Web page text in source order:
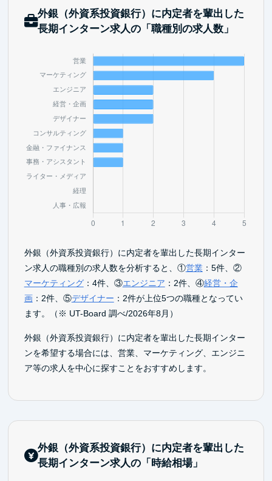
外銀（外資系投資銀行）に内定者を輩出した
長期インターン求人の「職種別の求人数」
外銀（外資系投資銀行）に内定者を輩出した長期インター
ン求人の職種別の求人数を分析すると、①営業：5件、②
マーケティング：4件、③エンジニア ：2件、④経営・企
画：2件、⑤デザイナー ：2件が上位5つの職種となってい
ます。（※ UT-Board 調べ/2026年8月）
外銀（外資系投資銀行）に内定者を輩出した長期インター
ンを希望する場合には、営業、マーケティング、エンジニ
ア等の求人を中心に探すことをおすすめします。
外銀（外資系投資銀行）に内定者を輩出した
長期インターン求人の「時給相場」